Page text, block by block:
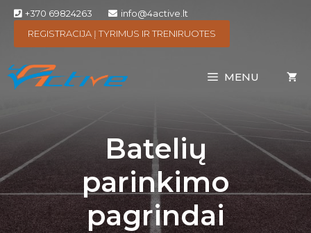
+370 69824263
info@4active.lt
REGISTRACIJA Į TYRIMUS IR TRENIRUOTES
MENU
Batelių
parinkimo
pagrindai